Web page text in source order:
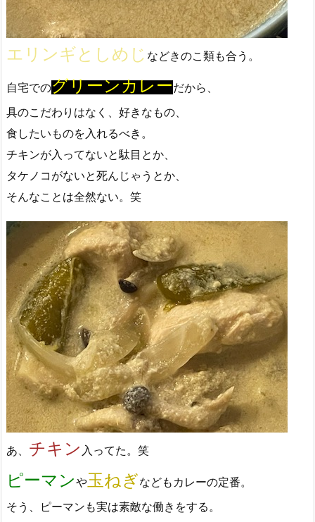
エリンギとしめじ などきのこ類も合う。
自宅でのグリーンカレーだから、
具のこだわりはなく、好きなもの、
食したいものを入れるべき。
チキンが入ってないと駄目とか、
タケノコがないと死んじゃうとか、
そんなことは全然ない。笑
あ、 チキン 入ってた。笑
ピーマンや玉ねぎなどもカレーの定番。
そう、ピーマンも実は素敵な働きをする。